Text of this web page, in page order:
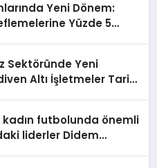
Yeni Dönem:
Yüzde 5
Sektöründe Yeni
Altı İşletmeler Tarih
kadın futbolunda önemli
liderler Didem